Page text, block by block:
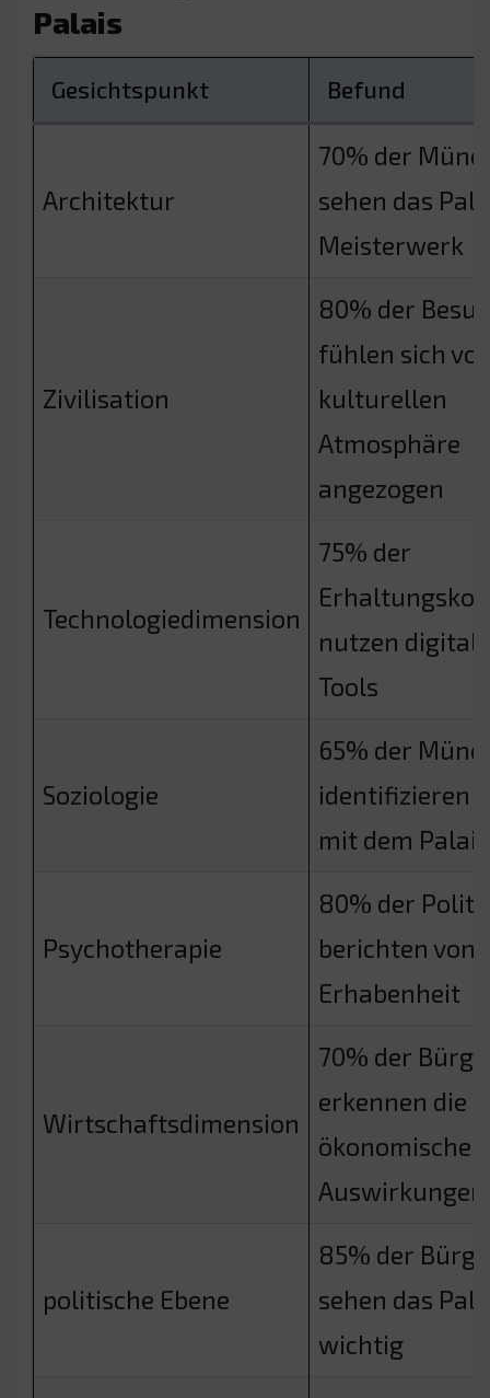
Palais
Gesichtspunkt Befund
Architektur
70% der
sehen das
Meisterwerk
Zivilisation
80% der
fühlen sich
kulturellen
Atmosphäre
angezogen
Technologiedimension
75% der
nutzen digitale
Tools
Soziologie
65% der
identifizieren
mit dem Palais
Psychotherapie
80% der
berichten von
Erhabenheit
Wirtschaftsdimension
70% der
erkennen die
ökonomischen
Auswirkungen
politische Ebene
85% der
sehen das
wichtig